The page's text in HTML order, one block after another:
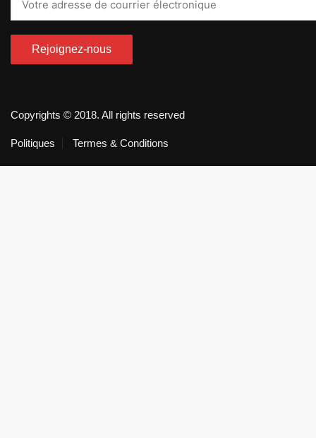
Copyrights © 2018. All rights reserved
Politiques Termes & Conditions